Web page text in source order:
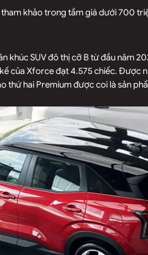
khảo trong tầm giá dưới 700
khúc SUV đô thị cỡ B từ đầu năm
của Xforce đạt 4.575 chiếc. Được
thứ hai Premium được coi là sản